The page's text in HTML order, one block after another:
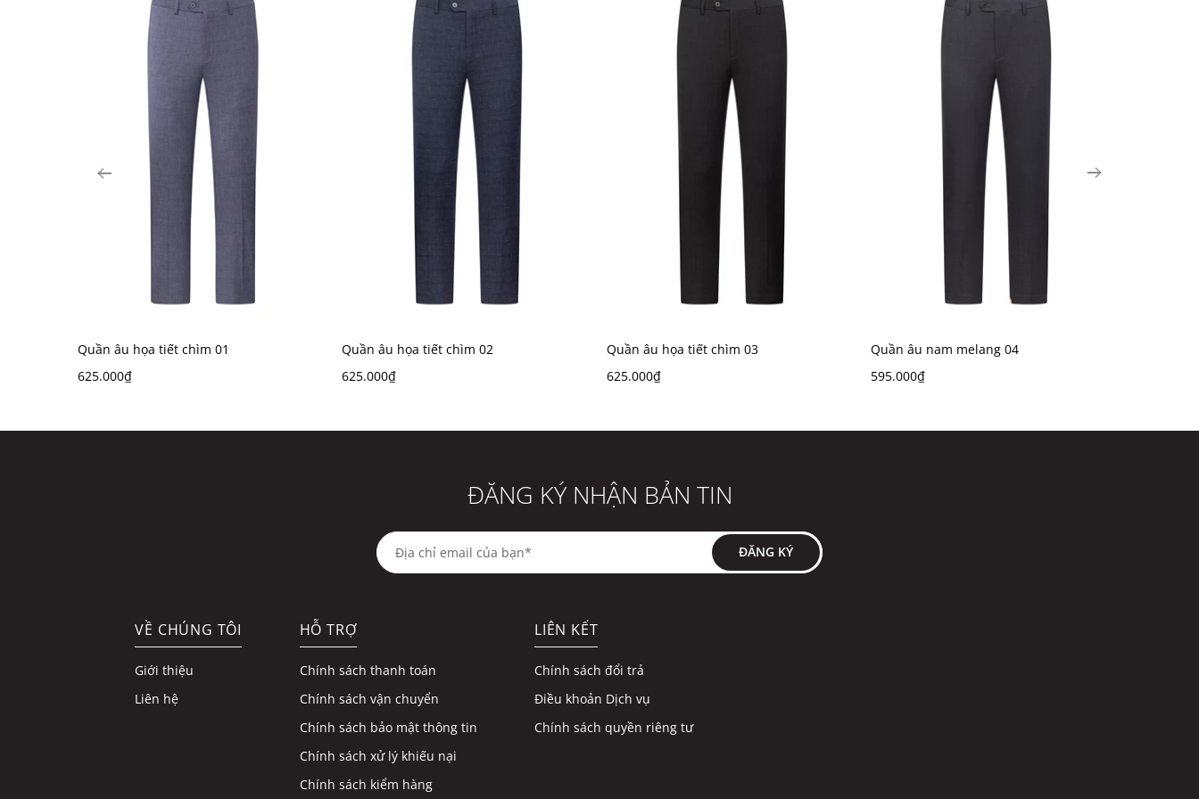
Quần âu họa tiết chìm 01
625.000₫
Quần âu họa tiết chìm 02
625.000₫
Quần âu họa tiết chìm 03
625.000₫
Quần âu nam melang 04
595.000₫
ĐĂNG KÝ NHẬN BẢN TIN
ĐĂNG KÝ
VỀ CHÚNG TÔI
Giới thiệu
Liên hệ
HỖ TRỢ
Chính sách thanh toán
Chính sách vận chuyển
Chính sách bảo mật thông tin
Chính sách xử lý khiếu nại
Chính sách kiểm hàng
LIÊN KẾT
Chính sách đổi trả
Điều khoản Dịch vụ
Chính sách quyền riêng tư